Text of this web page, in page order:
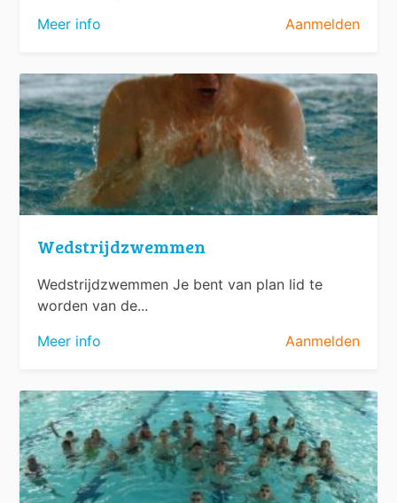
Meer info
Aanmelden
Wedstrijdzwemmen
Wedstrijdzwemmen Je bent van plan lid te
worden van de...
Meer info
Aanmelden